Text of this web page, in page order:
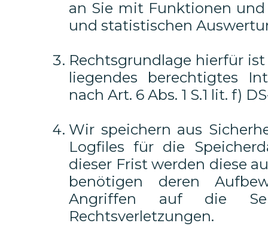
an Sie mit Funktionen
und statistischen
Rechtsgrundlage hierfür
liegendes berechtigtes
nach Art. 6 Abs. 1 S.1 lit. f)
Wir speichern aus
Logfiles für die
dieser Frist werden diese
benötigen deren
Angriffen auf die
Rechtsverletzungen.